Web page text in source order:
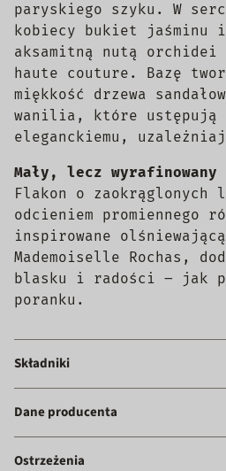
paryskiego szyku. W
kobiecy bukiet jaśminu
aksamitną nutą orchidei
haute couture. Bazę
miękkość drzewa
wanilia, które ustępują
eleganckiemu,
Mały, lecz wyrafinowany
Flakon o zaokrąglonych
odcieniem promiennego
inspirowane
Mademoiselle Rochas,
blasku i radości – jak
poranku.
Składniki
Dane producenta
Ostrzeżenia